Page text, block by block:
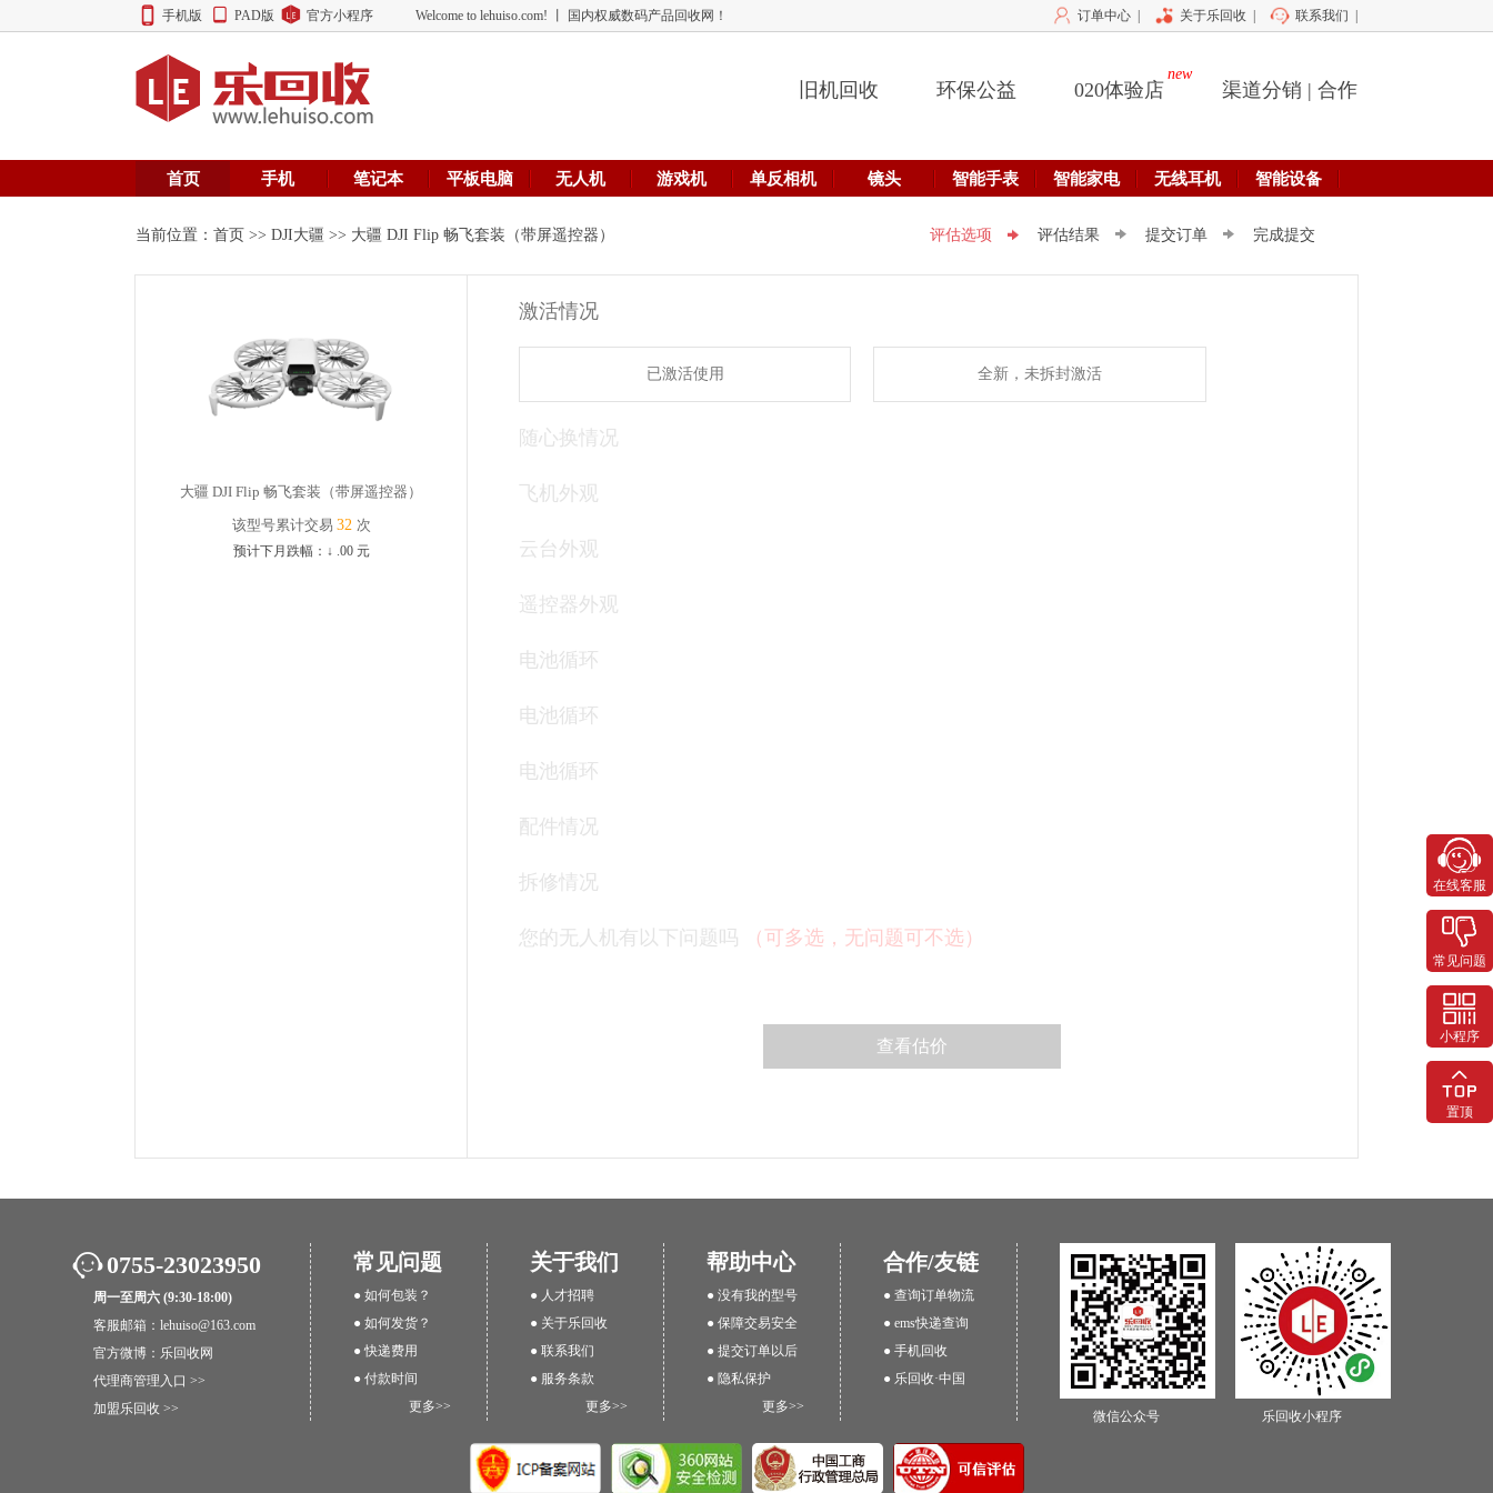
手机版 PAD版 官方小程序 Welcome to lehuiso.com! 丨 国内权威数码产品回收网！ 联系我们
关于乐回收
订单中心
旧机回收 环保公益 020体验店
new
渠道分销 | 合作
首页 手机 笔记本 平板电脑 无人机 游戏机 单反相机 镜头 智能手表 智能家电 无线耳机 智能设备
当前位置： 首页 >> DJI大疆 >> 大疆 DJI Flip 畅飞套装（带屏遥控器） 评估选项 评估结果 提交订单 完成提交
大疆 DJI Flip 畅飞套装（带屏遥控器）
该型号累计交易 32 次
预计下月跌幅： ↓ .00元
激活情况
已激活使用 全新，未拆封激活
随心换情况
飞机外观
云台外观
遥控器外观
电池循环
电池循环
电池循环
配件情况
拆修情况
您的无人机有以下问题吗 （可多选，无问题可不选）
0755-23023950
周一至周六 (9:30-18:00)
客服邮箱：lehuiso@163.com
官方微博： 乐回收网
代理商管理入口 >>
加盟乐回收 >>
常见问题
● 如何包装？
● 如何发货？
● 快递费用
● 付款时间
更多>>
关于我们
● 人才招聘
● 关于乐回收
● 联系我们
● 服务条款
更多>>
帮助中心
● 没有我的型号
● 保障交易安全
● 提交订单以后
● 隐私保护
更多>>
合作/友链
● 查询订单物流
● ems快递查询
● 手机回收
● 乐回收·中国
微信公众号 乐回收小程序
在线客服
常见问题
小程序
置顶